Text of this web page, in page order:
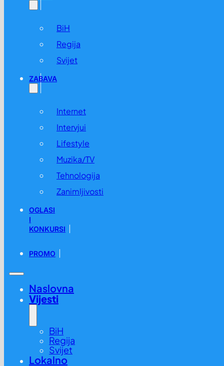
BiH
Regija
Svijet
ZABAVA
Internet
Intervjui
Lifestyle
Muzika/TV
Tehnologija
Zanimljivosti
OGLASI
I
KONKURSI
PROMO
Naslovna
Vijesti
BiH
Regija
Svijet
Lokalno